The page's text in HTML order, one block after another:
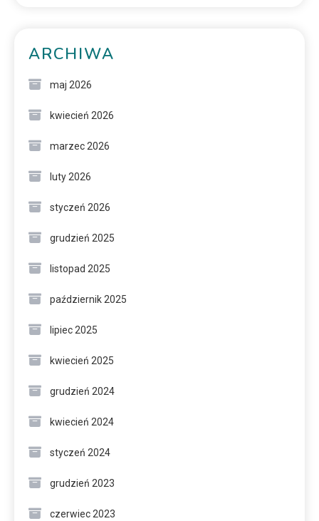
ARCHIWA
maj 2026
kwiecień 2026
marzec 2026
luty 2026
styczeń 2026
grudzień 2025
listopad 2025
październik 2025
lipiec 2025
kwiecień 2025
grudzień 2024
kwiecień 2024
styczeń 2024
grudzień 2023
czerwiec 2023